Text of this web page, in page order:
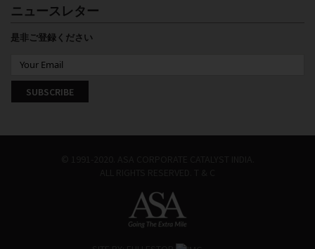
ニュースレター
是非ご登録ください